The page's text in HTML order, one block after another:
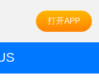
打开APP